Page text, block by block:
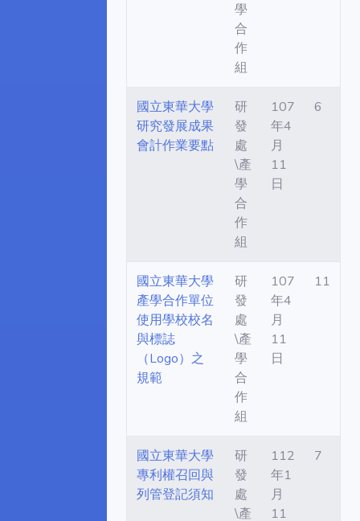
學
合
作
組
國立東華大學
研究發展成果
會計作業要點
研
發
處
\產
學
合
作
組
107
年4
月
11
日
6
國立東華大學
產學合作單位
使用學校校名
與標誌
（Logo）之
規範
研
發
處
\產
學
合
作
組
107
年4
月
11
日
11
國立東華大學
專利權召回與
列管登記須知
研
發
處
\產
112
年1
月
11
7